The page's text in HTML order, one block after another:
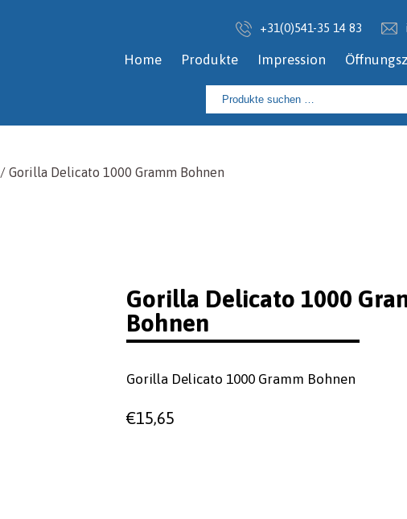
+31(0)541-35 14 83
Home Produkte Impression
Suchen
nach:
/ Gorilla Delicato 1000 Gramm Bohnen
Gorilla Delicato 1000
Bohnen
Gorilla Delicato 1000 Gramm Bohnen
€15,65